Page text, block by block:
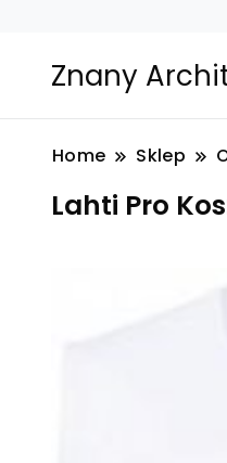
Znany
Home Sklep
Lahti Pro